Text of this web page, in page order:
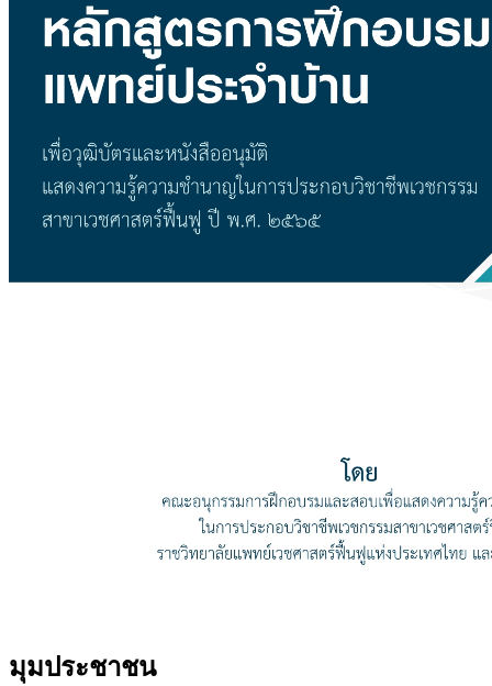
มุมประชาชน